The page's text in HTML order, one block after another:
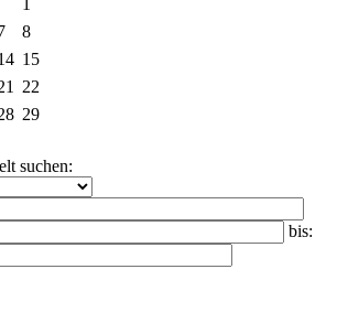
1
8
15
22
29
suchen:
bis: